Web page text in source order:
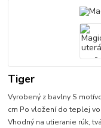
Tiger
Vyrobený z bavlny S
cm Po vložení do teplej
Vhodný na utieranie rúk,